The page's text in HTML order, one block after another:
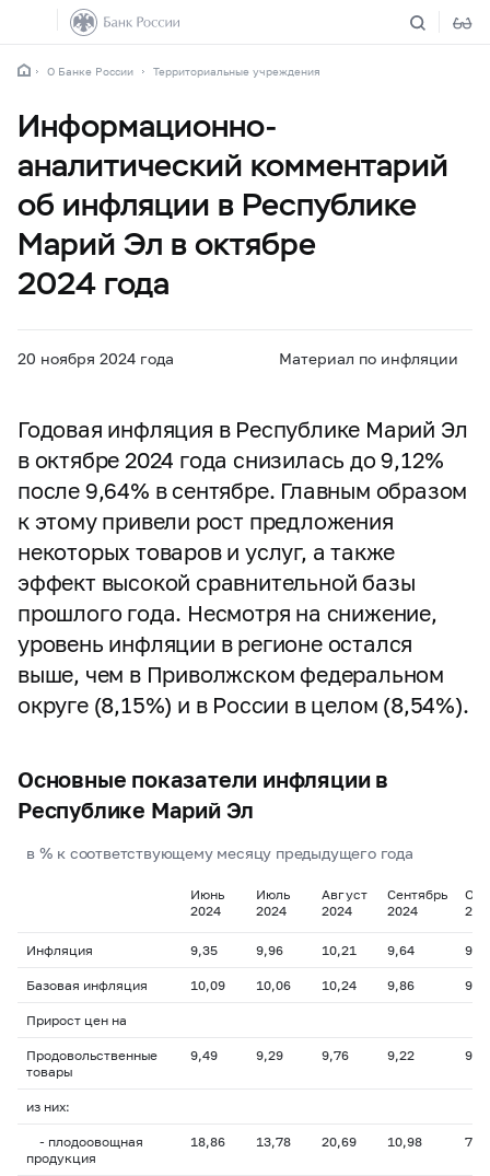
О Банке России Территориальные учреждения
Информационно-
аналитический комментарий
об инфляции в Республике
Марий Эл в октябре
2024 года
20 ноября 2024 года Материал по инфляции
Годовая инфляция в Республике Марий Эл
в октябре 2024 года снизилась до 9,12%
после 9,64% в сентябре. Главным образом
к этому привели рост предложения
некоторых товаров и услуг, а также
эффект высокой сравнительной базы
прошлого года. Несмотря на снижение,
уровень инфляции в регионе остался
выше, чем в Приволжском федеральном
округе (8,15%) и в России в целом (8,54%).
Основные показатели инфляции в
Республике Марий Эл
в % к соответствующему месяцу предыдущего года
Июнь
2024
Июль
2024
Август
2024
Сентябрь
2024
Инфляция 9,35 9,96 10,21 9,64
Базовая инфляция 10,09 10,06 10,24 9,86
Прирост цен на
Продовольственные
товары
9,49 9,29 9,76 9,22
из них:
- плодоовощная
продукция
18,86 13,78 20,69 10,98